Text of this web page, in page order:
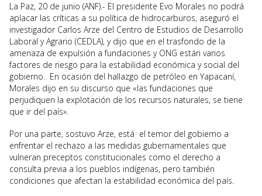
La Paz, 20 de junio (ANF).- El presidente Evo Morales no podrá
aplacar las críticas a su política de hidrocarburos, aseguró el
investigador Carlos Arze del Centro de Estudios de Desarrollo
Laboral y Agrario (CEDLA), y dijo que en el trasfondo de la
amenaza de expulsión a fundaciones y ONG están varios
factores de riesgo para la estabilidad económica y social del
gobierno. En ocasión del hallazgo de petróleo en Yapacaní,
Morales dijo en su discurso que «las fundaciones que
perjudiquen la explotación de los recursos naturales, se tiene
que ir del país».
Por una parte, sostuvo Arze, está el temor del gobierno a
enfrentar el rechazo a las medidas gubernamentales que
vulneran preceptos constitucionales como el derecho a
consulta previa a los pueblos indígenas, pero también
condiciones que afectan la estabilidad económica del país.